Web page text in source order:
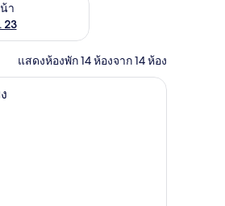
า
23
แสดงห้องพัก 14 ห้องจาก 14 ห้อง
ห้องคลับ, เตียงคิงไซส์ 1 เตียง | เครื่องนอนป้